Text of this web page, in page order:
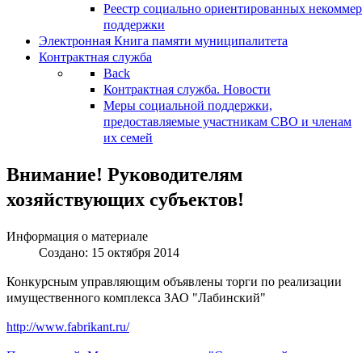
Реестр социально ориентированных
поддержки
Электронная Книга памяти муниципалитета
Контрактная служба
Back
Контрактная служба. Новости
Меры социальной поддержки,
предоставляемые участникам СВО и членам
их семей
Внимание! Руководителям
хозяйствующих субъектов!
Информация о материале
Создано: 15 октября 2014
Конкурсным управляющим объявлены торги по реализации
имущественного комплекса ЗАО "Лабинский"
http://www.fabrikant.ru/